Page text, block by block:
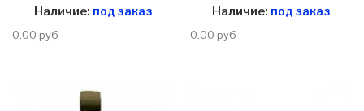
Наличие: под заказ
0.00 руб
Наличие: под заказ
0.00 руб